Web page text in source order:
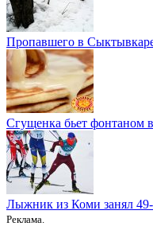
Пропавшего в
Сгущенка бьет фонтаном
Лыжник из Коми занял
Реклама.